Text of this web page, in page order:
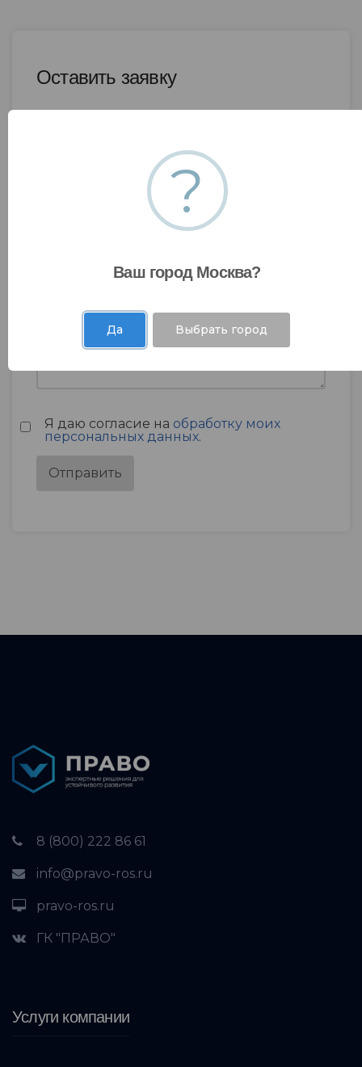
Оставить заявку
Я даю согласие на обработку моих
персональных данных.
8 (800) 222 86 61
info@pravo-ros.ru
pravo-ros.ru
ГК "ПРАВО"
Услуги компании
?
Ваш город Москва?
Да Выбрать город